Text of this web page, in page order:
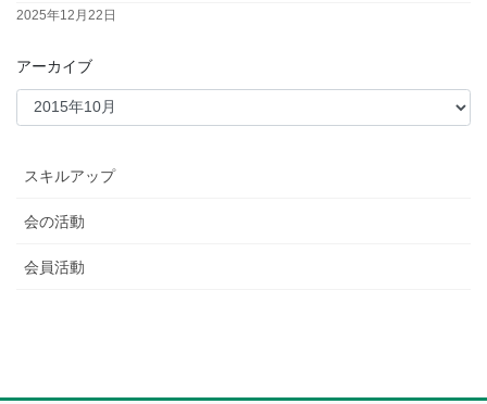
2025年12月22日
アーカイブ
スキルアップ
会の活動
会員活動